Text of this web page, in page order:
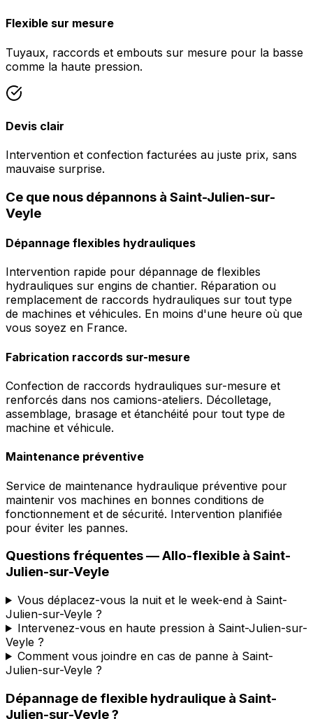
Flexible sur mesure
Tuyaux, raccords et embouts sur mesure pour la basse
comme la haute pression.
Devis clair
Intervention et confection facturées au juste prix, sans
mauvaise surprise.
Ce que nous dépannons à Saint-Julien-sur-
Veyle
Dépannage flexibles hydrauliques
Intervention rapide pour dépannage de flexibles
hydrauliques sur engins de chantier. Réparation ou
remplacement de raccords hydrauliques sur tout type
de machines et véhicules. En moins d'une heure où que
vous soyez en France.
Fabrication raccords sur-mesure
Confection de raccords hydrauliques sur-mesure et
renforcés dans nos camions-ateliers. Décolletage,
assemblage, brasage et étanchéité pour tout type de
machine et véhicule.
Maintenance préventive
Service de maintenance hydraulique préventive pour
maintenir vos machines en bonnes conditions de
fonctionnement et de sécurité. Intervention planifiée
pour éviter les pannes.
Questions fréquentes —Allo-flexible à Saint-
Julien-sur-Veyle
Vous déplacez-vous la nuit et le week-end à Saint-
Julien-sur-Veyle ?
Intervenez-vous en haute pression à Saint-Julien-sur-
Veyle ?
Comment vous joindre en cas de panne à Saint-
Julien-sur-Veyle ?
Dépannage de flexible hydraulique à Saint-
Julien-sur-Veyle?